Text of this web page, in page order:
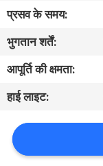
गुणवत्ता
नियंत्रण
एक
उद्धरण
का
अनुरोध
प्रसव के समय:
भुगतान शर्तें:
आपूर्ति की क्षमता:
हाई लाइट: